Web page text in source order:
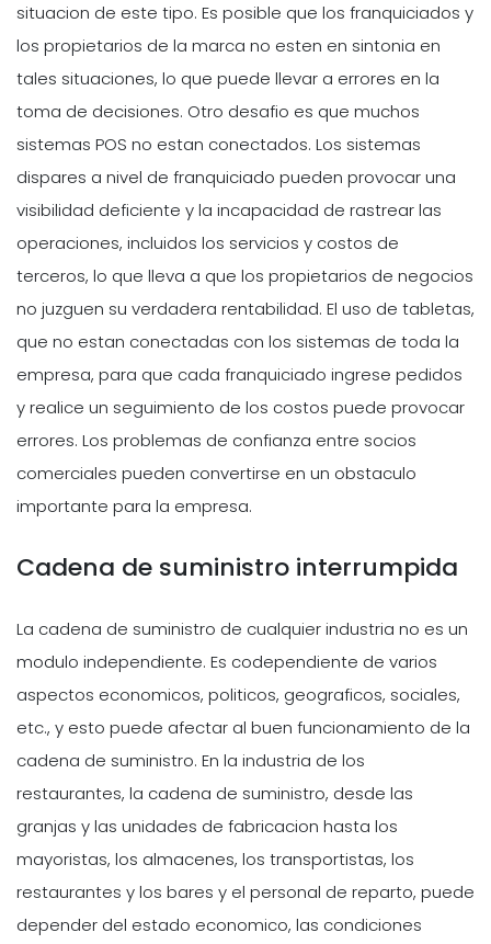
situacion de este tipo. Es posible que los franquiciados y
los propietarios de la marca no esten en sintonia en
tales situaciones, lo que puede llevar a errores en la
toma de decisiones. Otro desafio es que muchos
sistemas POS no estan conectados. Los sistemas
dispares a nivel de franquiciado pueden provocar una
visibilidad deficiente y la incapacidad de rastrear las
operaciones, incluidos los servicios y costos de
terceros, lo que lleva a que los propietarios de negocios
no juzguen su verdadera rentabilidad. El uso de tabletas,
que no estan conectadas con los sistemas de toda la
empresa, para que cada franquiciado ingrese pedidos
y realice un seguimiento de los costos puede provocar
errores. Los problemas de confianza entre socios
comerciales pueden convertirse en un obstaculo
importante para la empresa.
Cadena de suministro interrumpida
La cadena de suministro de cualquier industria no es un
modulo independiente. Es codependiente de varios
aspectos economicos, politicos, geograficos, sociales,
etc., y esto puede afectar al buen funcionamiento de la
cadena de suministro. En la industria de los
restaurantes, la cadena de suministro, desde las
granjas y las unidades de fabricacion hasta los
mayoristas, los almacenes, los transportistas, los
restaurantes y los bares y el personal de reparto, puede
depender del estado economico, las condiciones